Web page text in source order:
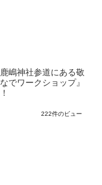
嶋神社参道にある敬
でワークショップ』
222件のビュー